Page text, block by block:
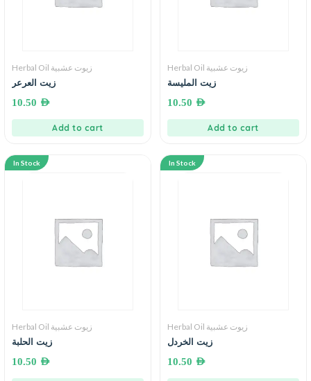
Herbal Oil زيوت عشبية
زيت العرعر
10.50 AED
Add to cart
Herbal Oil زيوت عشبية
زيت المليسة
10.50 AED
Add to cart
In Stock
Herbal Oil زيوت عشبية
زيت الحلبة
10.50 AED
In Stock
Herbal Oil زيوت عشبية
زيت الخردل
10.50 AED